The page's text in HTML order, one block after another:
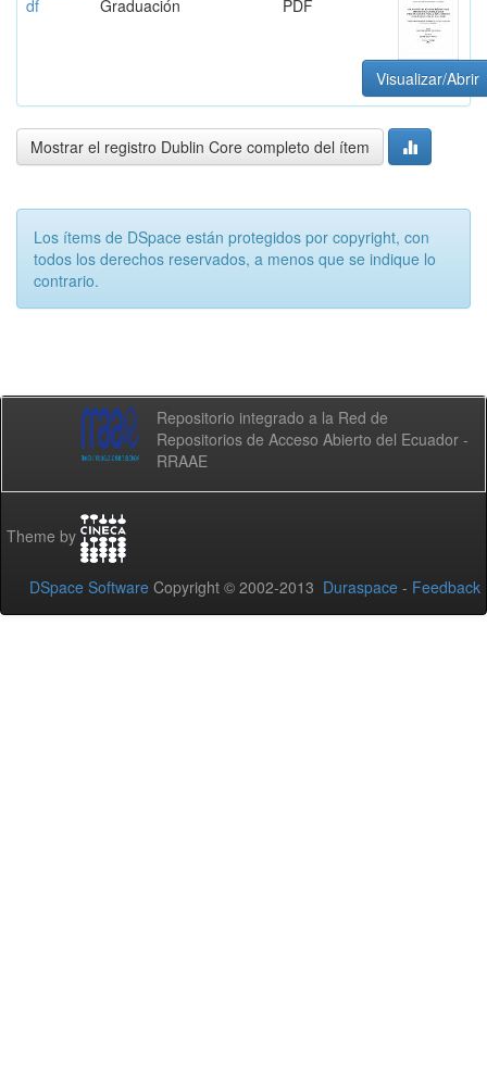
df
Graduación
PDF
Visualizar/Abrir
Mostrar el registro Dublin Core completo del ítem
Los ítems de DSpace están protegidos por copyright, con
todos los derechos reservados, a menos que se indique lo
contrario.
Repositorio integrado a la Red de
Repositorios de Acceso Abierto del Ecuador -
RRAAE
Theme by
DSpace Software Copyright © 2002-2013 Duraspace - Feedback